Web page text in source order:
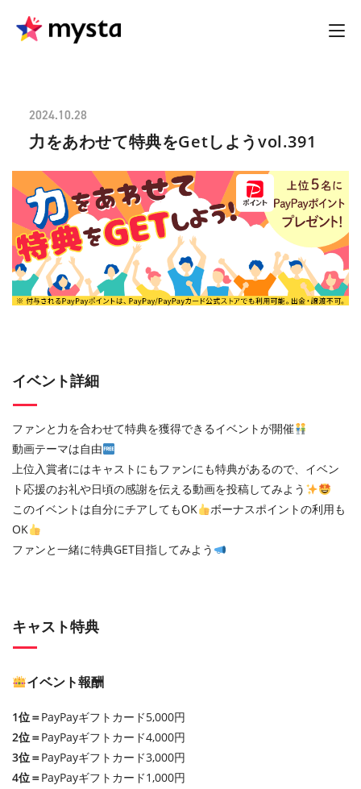
2024.10.28
力をあわせて特典をGetしようvol.391
イベント詳細
ファンと力を合わせて特典を獲得できるイベントが開催
動画テーマは自由
上位入賞者にはキャストにもファンにも特典があるので、イベン
ト応援のお礼や日頃の感謝を伝える動画を投稿してみよう
このイベントは自分にチアしてもOK
ボーナスポイントの利用も
OK
ファンと一緒に特典GET目指してみよう
キャスト特典
イベント報酬
1位＝PayPayギフトカード5,000円
2位＝PayPayギフトカード4,000円
3位＝PayPayギフトカード3,000円
4位＝PayPayギフトカード1,000円